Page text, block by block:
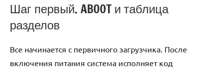
Шаг первый. ABOOT и таблица
разделов
Все начинается с первичного загрузчика. После
включения питания система исполняет код